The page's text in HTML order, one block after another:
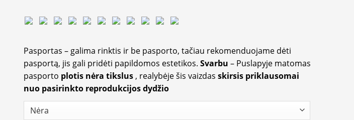
Pasportas – galima rinktis ir be pasporto, tačiau rekomenduojame dėti
pasportą, jis gali pridėti papildomos estetikos. Svarbu – Puslapyje matomas
pasporto plotis nėra tikslus , realybėje šis vaizdas skirsis priklausomai
nuo pasirinkto reprodukcijos dydžio